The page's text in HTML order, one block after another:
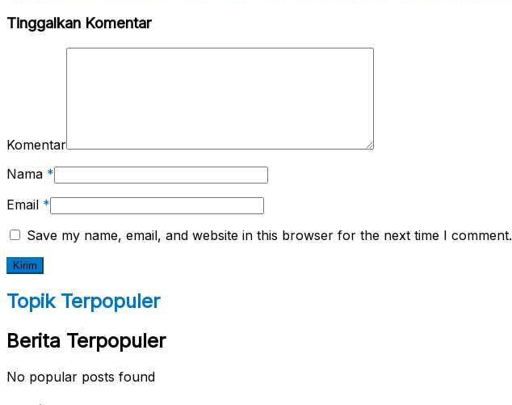
Tinggalkan Komentar
Komentar
Nama *
Email *
Save my name, email, and website in this browser for the next time I comment.
Topik Terpopuler
Berita Terpopuler
No popular posts found